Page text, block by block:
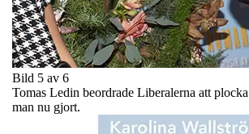
Bild 5 av 6
Tomas Ledin beordrade Liberalerna att
man nu gjort.